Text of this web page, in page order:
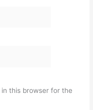
this browser for the